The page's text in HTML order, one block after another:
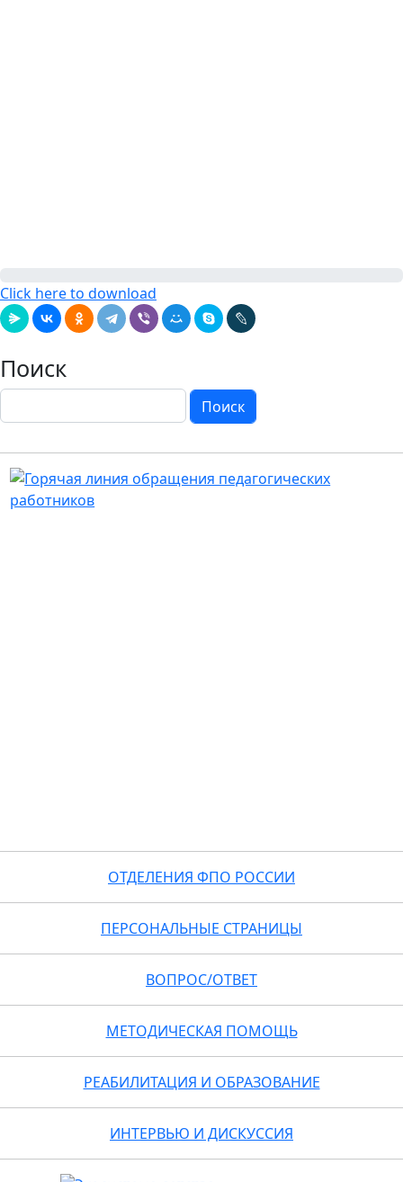
Click here to download
Поиск
Поиск
ОТДЕЛЕНИЯ ФПО РОССИИ
ПЕРСОНАЛЬНЫЕ СТРАНИЦЫ
ВОПРОС/ОТВЕТ
МЕТОДИЧЕСКАЯ ПОМОЩЬ
РЕАБИЛИТАЦИЯ И ОБРАЗОВАНИЕ
ИНТЕРВЬЮ И ДИСКУССИЯ